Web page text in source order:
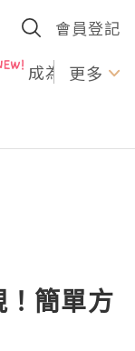
會員登記
成為U更多
簡單方